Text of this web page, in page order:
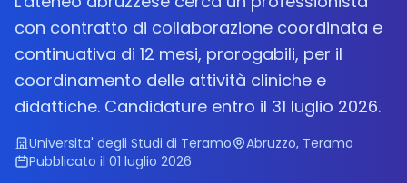
con contratto di collaborazione coordinata e
continuativa di 12 mesi, prorogabili, per il
coordinamento delle attività cliniche e
didattiche. Candidature entro il 31 luglio 2026.
Universita' degli Studi di Teramo
Abruzzo, Teramo
Pubblicato il 01 luglio 2026